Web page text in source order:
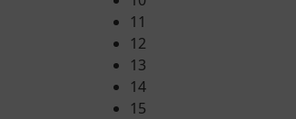
11
12
13
14
15